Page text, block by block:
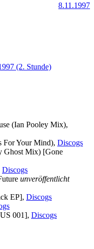
8.11.1997
(Ian Pooley Mix),
For Your Mind), Discogs
Ghost Mix) [Gone
Discogs
unveröffentlicht
EP], Discogs
001], Discogs